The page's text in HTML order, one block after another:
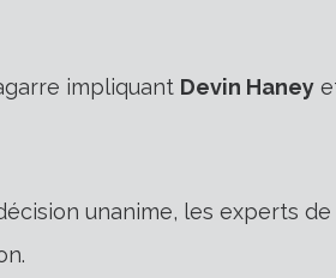
impliquant Devin Haney
unanime, les experts